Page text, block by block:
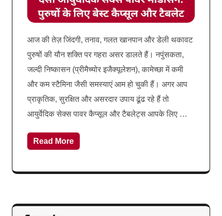
आज की तेज़ जिंदगी, तनाव, गलत खानपान और डेली थकावट
पुरुषों की यौन शक्ति पर गहरा असर डालते हैं। नपुंसकता,
जल्दी निष्कासन (प्रीमैच्योर इजैक्यूलेशन), कामेच्छा में कमी
और कम स्टैमिना जैसी समस्याएं आम हो चुकी हैं। अगर आप
प्राकृतिक, सुरक्षित और असरदार उपाय ढूंढ रहे हैं तो
आयुर्वेदिक सेक्स पावर कैप्सूल और टैबलेट्स आपके लिए …
Read More